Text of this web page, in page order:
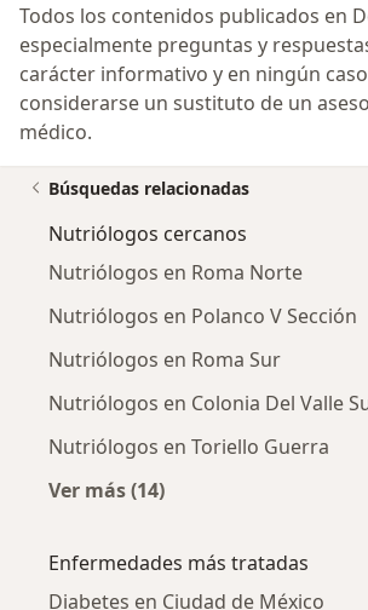
• Presentación de cartel de
de atrofia de dorso lingual y su
consumo de nutrimentos en
Enfermedad Inflamatoria Intestinal” Universidad
Autónoma Metropolitana (UAM
México.
• Participación en realización de
Intervención e Investigación en
Guerrero: “Programa de intervención
menores de cinco años de edad con
Infantil de la Región Costa Chica y
2014
• Presentación de Cartel en la
lingual y su relación con el consumo
en pacientes adultos con EII”.
• Realización de proyecto de
de lesiones de la mucosa bucal en
Todos los contenidos publicados en
especialmente preguntas y
carácter informativo y en ningún
considerarse un sustituto de un
médico.
Búsquedas relacionadas
Nutriólogos cercanos
Nutriólogos en Roma Norte
Nutriólogos en Polanco V Sección
Nutriólogos en Roma Sur
Nutriólogos en Colonia Del Valle
Nutriólogos en Toriello Guerra
Ver más (14)
Enfermedades más tratadas
Diabetes en Ciudad de México